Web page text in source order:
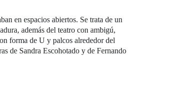
en espacios abiertos. Se trata de un
además del teatro con ambigú,
forma de U y palcos alrededor del
de Sandra Escohotado y de Fernando